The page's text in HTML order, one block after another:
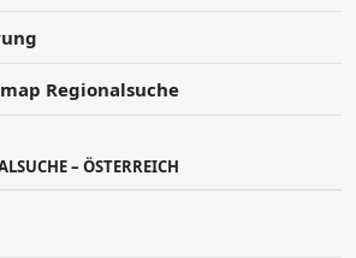
Regionalsuche
– ÖSTERREICH